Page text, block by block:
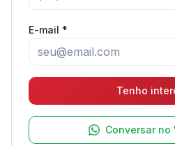
E-mail *
Tenho
Conversar no